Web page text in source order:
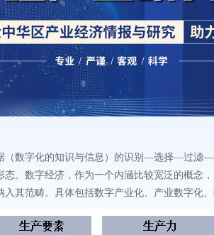
（数字化的知识与信息）的识别—选择—过滤
态。数字经济，作为一个内涵比较宽泛的概念
其范畴。具体包括数字产业化、产业数字化